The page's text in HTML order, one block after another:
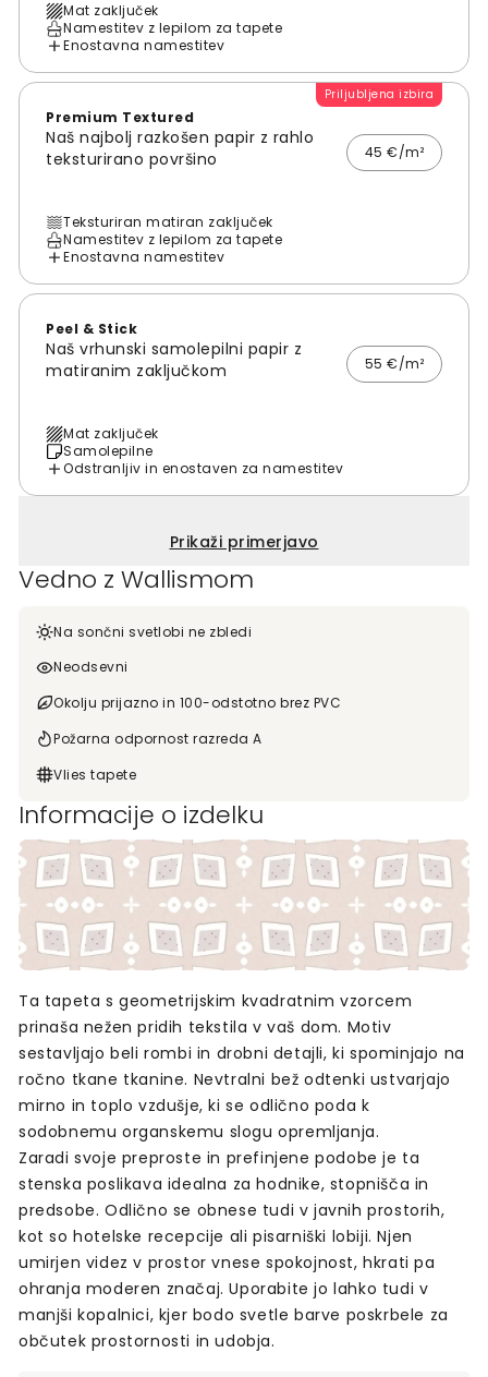
Mat zaključek
Namestitev z lepilom za tapete
Enostavna namestitev
Priljubljena izbira
Premium Textured
Naš najbolj razkošen papir z rahlo
teksturirano površino
45 €/m²
Teksturiran matiran zaključek
Namestitev z lepilom za tapete
Enostavna namestitev
Peel & Stick
Naš vrhunski samolepilni papir z
matiranim zaključkom
55 €/m²
Mat zaključek
Samolepilne
Odstranljiv in enostaven za namestitev
Prikaži primerjavo
Vedno z Wallismom
Na sončni svetlobi ne zbledi
Neodsevni
Okolju prijazno in 100-odstotno brez PVC
Požarna odpornost razreda A
Vlies tapete
Informacije o izdelku
Ta tapeta s geometrijskim kvadratnim vzorcem
prinaša nežen pridih tekstila v vaš dom. Motiv
sestavljajo beli rombi in drobni detajli, ki spominjajo na
ročno tkane tkanine. Nevtralni bež odtenki ustvarjajo
mirno in toplo vzdušje, ki se odlično poda k
sodobnemu organskemu slogu opremljanja.
Zaradi svoje preproste in prefinjene podobe je ta
stenska poslikava idealna za hodnike, stopnišča in
predsobe. Odlično se obnese tudi v javnih prostorih,
kot so hotelske recepcije ali pisarniški lobiji. Njen
umirjen videz v prostor vnese spokojnost, hkrati pa
ohranja moderen značaj. Uporabite jo lahko tudi v
manjši kopalnici, kjer bodo svetle barve poskrbele za
občutek prostornosti in udobja.